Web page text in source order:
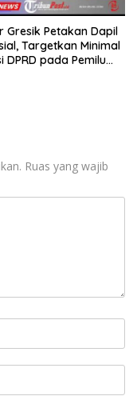
Gresik Petakan Dapil
Targetkan Minimal
DPRD pada Pemilu
Ruas yang wajib